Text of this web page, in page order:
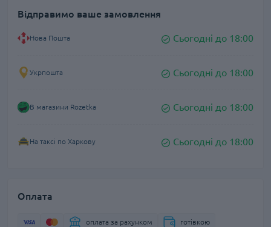
Відправимо ваше замовлення
Нова Пошта Сьогодні до 18:00
Укрпошта Сьогодні до 18:00
В магазини Rozetka Сьогодні до 18:00
На таксі по Харкову Сьогодні до 18:00
Оплата
оплата за рахунком готівкою